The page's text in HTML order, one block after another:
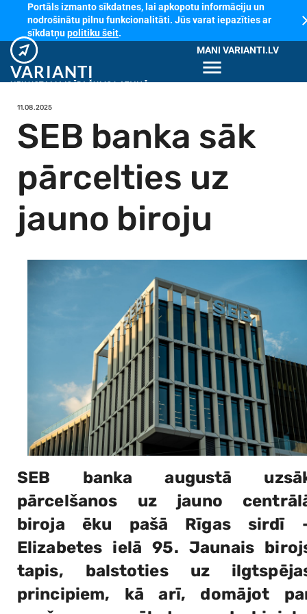
Portāls izmanto sīkdatnes, lai apkopotu informāciju un
nodrošinātu pilnu funkcionalitāti. Jūs varat iepazīties ar
sīkdatņupolitiku šeit.
VARIANTI
NEKUSTAMAIS ĪPAŠUMS LATVIJĀ
MANI VARIANTI.LV
menu
11.08.2025
SEB banka sāk
pārcelties uz
jauno biroju
SEB banka augustā
pārcelšanos uz jauno
biroja ēku pašā Rīgas sirdī
Elizabetes ielā 95. Jaunais
tapis, balstoties uz
principiem, kā arī, domājot